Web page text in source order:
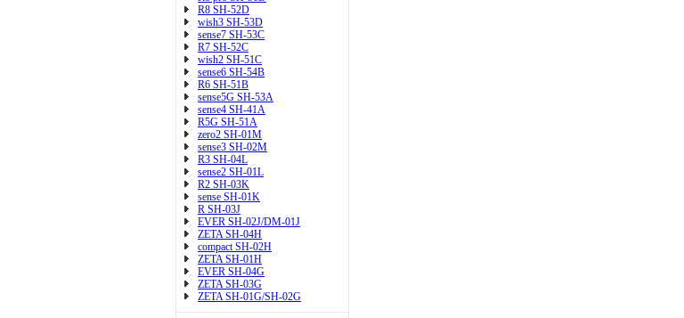
R8 SH-52D
wish3 SH-53D
sense7 SH-53C
R7 SH-52C
wish2 SH-51C
sense6 SH-54B
R6 SH-51B
sense5G SH-53A
sense4 SH-41A
R5G SH-51A
zero2 SH-01M
sense3 SH-02M
R3 SH-04L
sense2 SH-01L
R2 SH-03K
sense SH-01K
R SH-03J
EVER SH-02J/DM-01J
ZETA SH-04H
compact SH-02H
ZETA SH-01H
EVER SH-04G
ZETA SH-03G
ZETA SH-01G/SH-02G